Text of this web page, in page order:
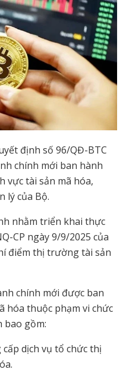
định số 96/QĐ-BTC
chính mới ban hành
vực tài sản mã hóa,
lý của Bộ.
nhằm triển khai thực
CP ngày 9/9/2025 của
điểm thị trường tài sản
chính mới được ban
hóa thuộc phạm vi chức
bao gồm:
dịch vụ tổ chức thị